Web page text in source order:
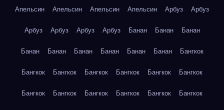
Апельсин Апельсин Апельсин Апельсин Арбуз Арбуз
Арбуз Арбуз Арбуз Арбуз Банан Банан Банан
Банан Банан Банан Банан Банан Банан Бангкок
Бангкок Бангкок Бангкок Бангкок Бангкок Бангкок
Бангкок Бангкок Бангкок Бангкок Бангкок Бангкок